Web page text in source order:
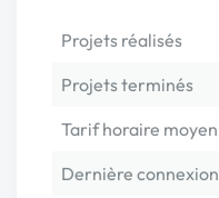
Projets réalisés
Projets terminés
Tarif horaire moyen
Dernière connexion